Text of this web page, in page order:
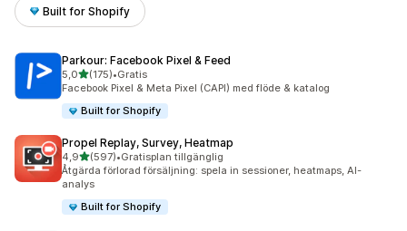
Built for Shopify
Parkour: Facebook Pixel & Feed
5,0av 5 stjärnor
(175)
175 recensioner totalt
•Gratis
Facebook Pixel & Meta Pixel (CAPI) med flöde & katalog
Built for Shopify
Propel Replay, Survey, Heatmap
4,9av 5 stjärnor
(597)
597 recensioner totalt
•Gratisplan tillgänglig
Åtgärda förlorad försäljning: spela in sessioner, heatmaps, AI-
analys
Built for Shopify